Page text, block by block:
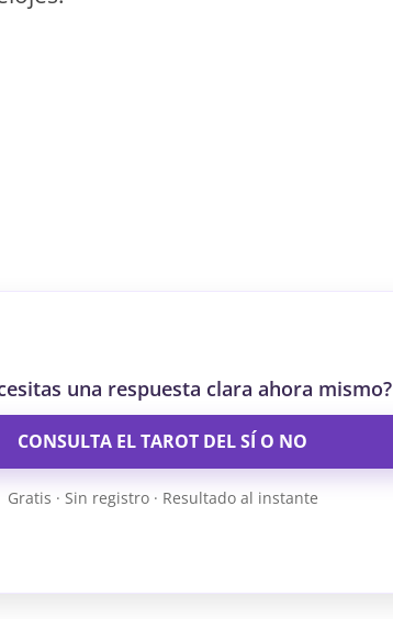
una respuesta clara ahora mismo?
CONSULTA EL TAROT DEL SÍ O NO
Gratis · Sin registro · Resultado al instante
crédito